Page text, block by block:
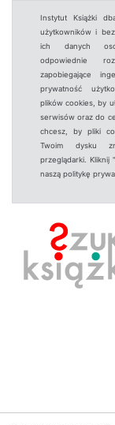
Instytut Książki
użytkowników i
ich danych
odpowiednie
zapobiegające
prywatność
plików cookies, by
serwisów oraz do
chcesz, by pliki
Twoim dysku
przeglądarki. Kliknij
naszą politykę